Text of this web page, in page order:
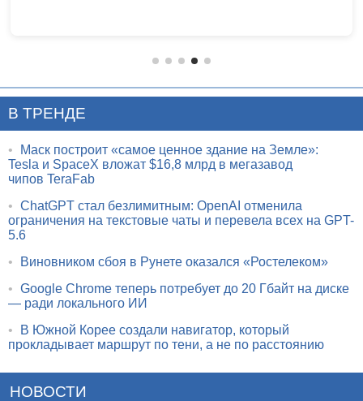
В ТРЕНДЕ
•
Маск построит «самое ценное здание на Земле»:
Tesla и SpaceX вложат $16,8 млрд в мегазавод
чипов TeraFab
• ChatGPT стал безлимитным: OpenAI отменила
ограничения на текстовые чаты и перевела всех на GPT-
5.6
•
Виновником сбоя в Рунете оказался «Ростелеком»
• Google Chrome теперь потребует до 20 Гбайт на диске
— ради локального ИИ
•
В Южной Корее создали навигатор, который
прокладывает маршрут по тени, а не по расстоянию
НОВОСТИ